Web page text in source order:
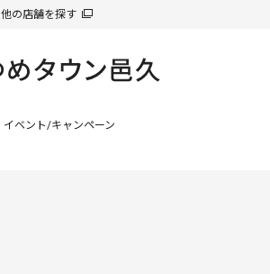
他の店舗を探す
イベント/キャンペーン